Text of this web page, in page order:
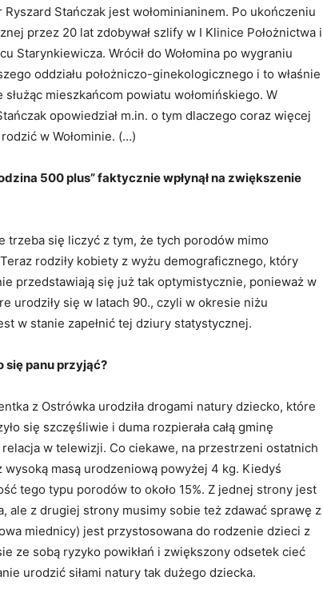
Stańczak jest wołominianinem. Po ukończeniu
przez 20 lat zdobywał szlify w I Klinice Położnictwa i
Starynkiewicza. Wrócił do Wołomina po wygraniu
oddziału położniczo-ginekologicznego i to właśnie
mieszkańcom powiatu wołomińskiego. W
opowiedział m.in. o tym dlaczego coraz więcej
w Wołominie. (…)
500 plus” faktycznie wpłynął na zwiększenie
trzeba się liczyć z tym, że tych porodów mimo
rodziły kobiety z wyżu demograficznego, który
przedstawiają się już tak optymistycznie, ponieważ w
urodziły się w latach 90., czyli w okresie niżu
w stanie zapełnić tej dziury statystycznej.
się panu przyjąć?
z Ostrówka urodziła drogami natury dziecko, które
się szczęśliwie i duma rozpierała całą gminę
w telewizji. Co ciekawe, na przestrzeni ostatnich
masą urodzeniową powyżej 4 kg. Kiedyś
tego typu porodów to około 15%. Z jednej strony jest
ale z drugiej strony musimy sobie też zdawać sprawę z
miednicy) jest przystosowana do rodzenie dzieci z
ze sobą ryzyko powikłań i zwiększony odsetek cieć
urodzić siłami natury tak dużego dziecka.